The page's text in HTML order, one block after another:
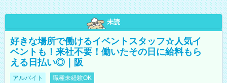
未読
好きな場所で働けるイベントスタッフ☆人気イ
ベントも！来社不要！働いたその日に給料もら
える日払い◎｜阪
アルバイト 職種未経験OK